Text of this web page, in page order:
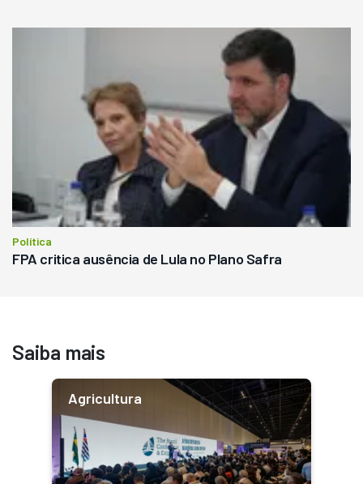
Política
FPA critica ausência de Lula no Plano Safra
Saiba mais
Agricultura